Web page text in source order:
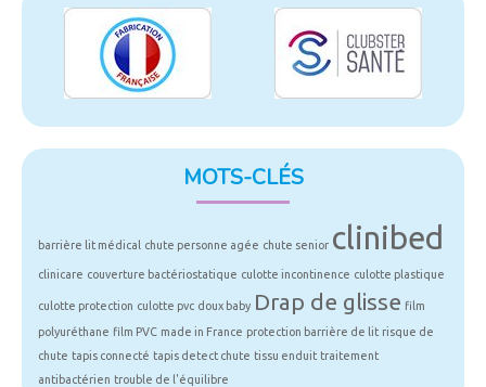
MOTS-CLÉS
barrière lit médical chute personne agée chute senior clinibed
clinicare couverture bactériostatique culotte incontinence culotte plastique
culotte protection culotte pvc doux baby Drap de glisse film
polyuréthane film PVC made in France protection barrière de lit risque de
chute tapis connecté tapis detect chute tissu enduit traitement
antibactérien trouble de l'équilibre